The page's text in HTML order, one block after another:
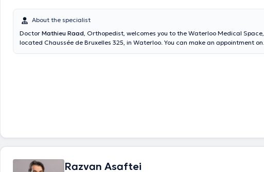
About the specialist
Doctor Mathieu Raad, Orthopedist, welcomes you to the Waterloo Medical Space,
located Chaussée de Bruxelles 325, in Waterloo. You can make an appointment on
Razvan Asaftei